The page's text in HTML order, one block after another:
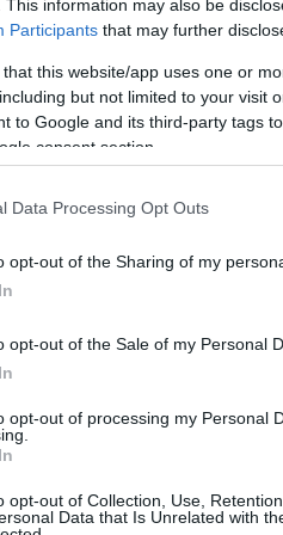
This information may also be
Participants that may further
that this website/app uses one or
but not limited to your visit
to Google and its third-party tags
consent section.
Data Processing Opt Outs
opt-out of the Sharing of my
opt-out of the Sale of my Personal
opt-out of processing my Personal
opt-out of Collection, Use,
Data that Is Unrelated with
Κατηγορείται για
σωματικές βλάβες,
διακεκριμένες
Μία σύλληψη και
στον καθηγητή
σταματήσει 3
αποτέλεσμα να τον